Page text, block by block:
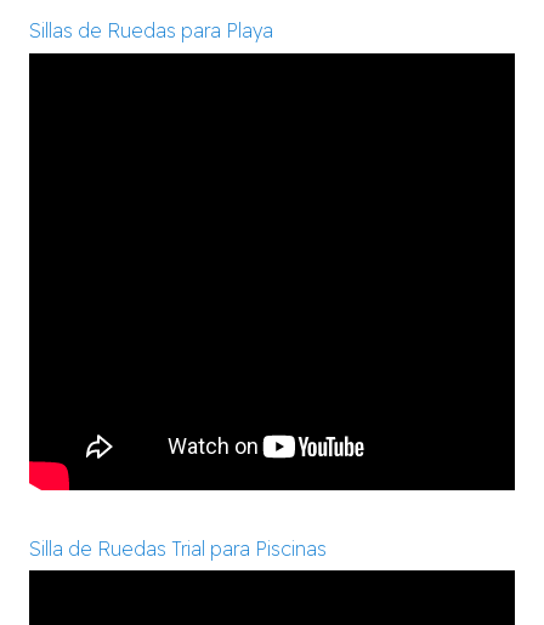
Sillas de Ruedas para Playa
Silla de Ruedas Trial para Piscinas